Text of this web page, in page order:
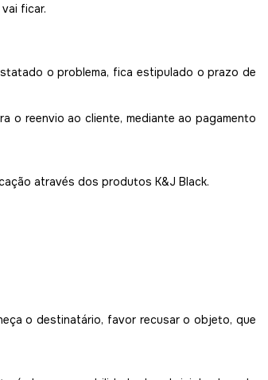
ficar.
o problema, fica estipulado o prazo de
o reenvio ao cliente, mediante ao pagamento
através dos produtos K&J Black.
o destinatário, favor recusar o objeto, que